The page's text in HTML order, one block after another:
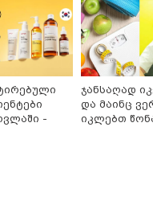
17:01 /
-
ჯანსაღად
და მაინც
იკლებთ